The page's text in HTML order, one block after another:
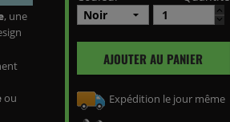
, une
ou
AJOUTER AU PANIER
Expédition le jour même